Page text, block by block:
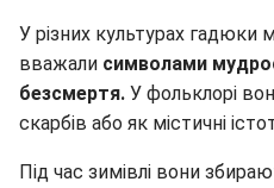
У різних культурах гадюки
вважали символами
безсмертя. У фольклорі
скарбів або як містичні
Під час зимівлі вони